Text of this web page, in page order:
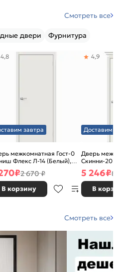
Смотреть все
двери Фурнитура
завтра
межкомнатная Гост-0
Флекс Л-14 (Белый),
каркасно-щитовая
4,8
₽2 670 ₽
В корзину
Доставим
Дверь
Скинни-20
декора,
без кромки,
4,9
5 246₽8
В
Смотреть все